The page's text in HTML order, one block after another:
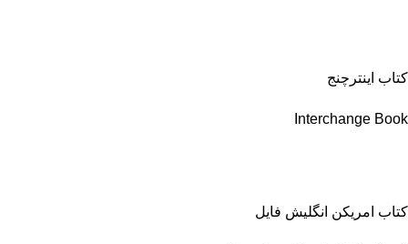
کتاب اینترچنج
Interchange Book
کتاب امریکن انگلیش فایل